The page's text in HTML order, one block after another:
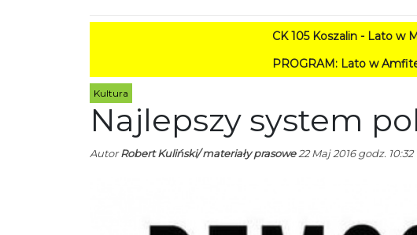
CK 105 Koszalin - Lato w Mieście
PROGRAM: Lato w Amfiteatrze
Kultura
Najlepszy system
AutorRobert Kuliński/ materiały prasowe22 Maj 2016 godz. 10:32